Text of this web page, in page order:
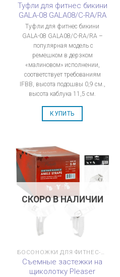
Туфли для фитнес бикини
GALA-08 GALA08/C-RA/RA
Туфли для фитнес бикини
GALA-08 GALA08/C-RA/RA –
популярная модель с
ремешком в дерзком
«малиновом» исполнении,
соответствует требованиям
IFBB, высота подошвы 0,9 см.,
высота каблука 11,5 см.
КУПИТЬ
СКОРО В НАЛИЧИИ
Съемные застежки на
щиколотку Pleaser